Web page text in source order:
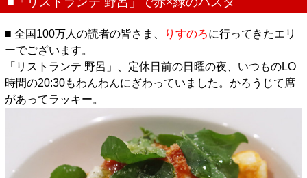
■ 全国100万人の読者の皆さま、 りすのろに行ってきたエリ
ーでございます。
「リストランテ 野呂」、定休日前の日曜の夜、いつものLO
時間の20:30もわんわんにぎわっていました。かろうじて席
があってラッキー。